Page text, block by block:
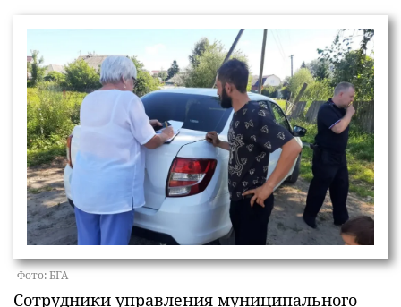
Фото: БГА
Сотрудники управления муниципального